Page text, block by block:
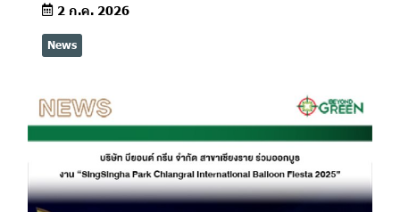
2 ก.ค. 2026
News